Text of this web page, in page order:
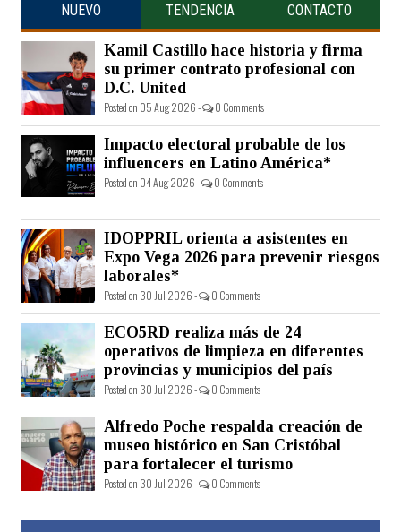
NUEVO TENDENCIA CONTACTO
Kamil Castillo hace historia y firma
su primer contrato profesional con
D.C. United
Posted on 05 Aug 2026 - 0 Comments
Impacto electoral probable de los
influencers en Latino América*
Posted on 04 Aug 2026 - 0 Comments
IDOPPRIL orienta a asistentes en
Expo Vega 2026 para prevenir riesgos
laborales*
Posted on 30 Jul 2026 - 0 Comments
ECO5RD realiza más de 24
operativos de limpieza en diferentes
provincias y municipios del país
Posted on 30 Jul 2026 - 0 Comments
Alfredo Poche respalda creación de
museo histórico en San Cristóbal
para fortalecer el turismo
Posted on 30 Jul 2026 - 0 Comments